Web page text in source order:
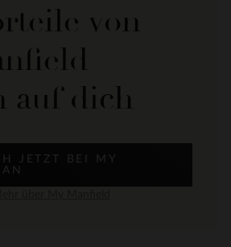
von
auf dich
JETZT BEI MY